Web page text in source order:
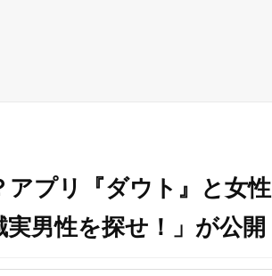
プリ『ダウト』と女性
男性を探せ！」が公開